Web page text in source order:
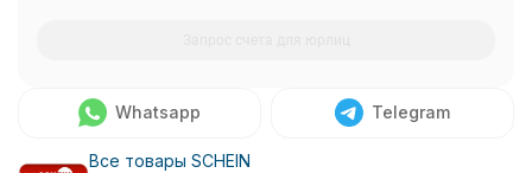
Whatsapp Telegram
Все товары SCHEIN